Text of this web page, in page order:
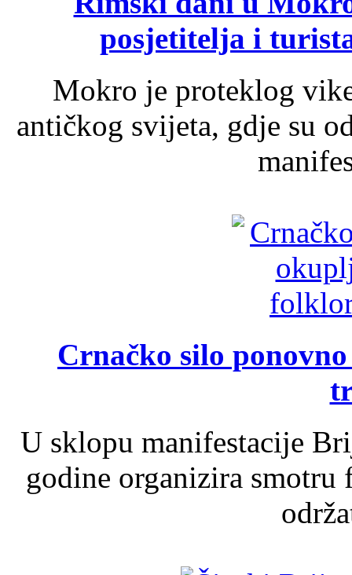
posjetitelja i
Mokro je proteklog
antičkog svijeta, gdje su
Crnačko silo
U sklopu manifestacije
godine organizira